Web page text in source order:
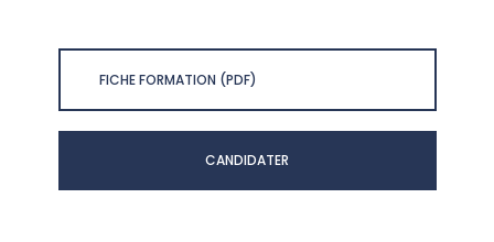
FICHE FORMATION (PDF)
CANDIDATER